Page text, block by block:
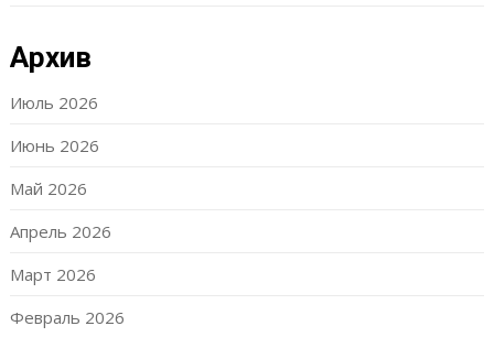
Архив
Июль 2026
Июнь 2026
Май 2026
Апрель 2026
Март 2026
Февраль 2026